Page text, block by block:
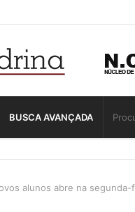
BUSCA AVANÇADA
alunos abre na segunda-